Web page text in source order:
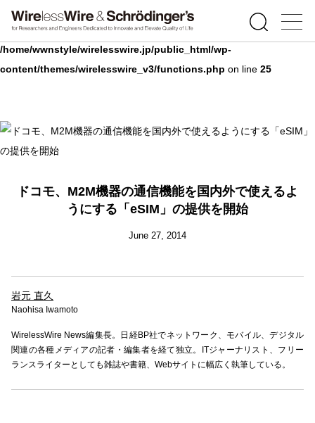
Warning: Undefined array key 0 in
/home/wwnstyle/wirelesswire.jp/public_html/wp-
content/themes/wirelesswire_v3/functions.php on line 25
ドコモ、M2M機器の通信機能を国内外で使えるよ
うにする「eSIM」の提供を開始
June 27, 2014
岩元 直久
Naohisa Iwamoto
WirelessWire News編集長。日経BP社でネットワーク、モバイル、デジタル
関連の各種メディアの記者・編集者を経て独立。ITジャーナリスト、フリー
ランスライターとしても雑誌や書籍、Webサイトに幅広く執筆している。